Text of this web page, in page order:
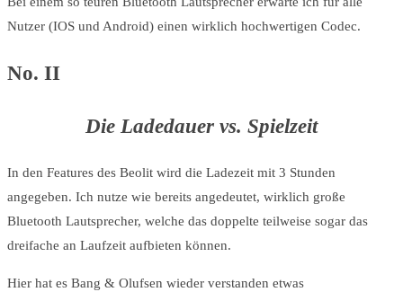
Nutzer (IOS und Android) einen wirklich hochwertigen Codec.
No. II
Die Ladedauer vs. Spielzeit
In den Features des Beolit wird die Ladezeit mit 3 Stunden
angegeben. Ich nutze wie bereits angedeutet, wirklich große
Bluetooth Lautsprecher, welche das doppelte teilweise sogar das
dreifache an Laufzeit aufbieten können.
Hier hat es Bang & Olufsen wieder verstanden etwas